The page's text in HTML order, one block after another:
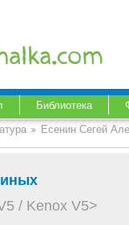
Библиотека
Есенин Сегей
/ Kenox V5>